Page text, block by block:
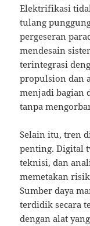
Elektrifikasi
tulang
pergeseran
mendesain
terintegrasi
propulsion dan
menjadi bagian
tanpa
Selain itu, tren
penting. Digital
teknisi, dan
memetakan
Sumber daya
terdidik secara
dengan alat